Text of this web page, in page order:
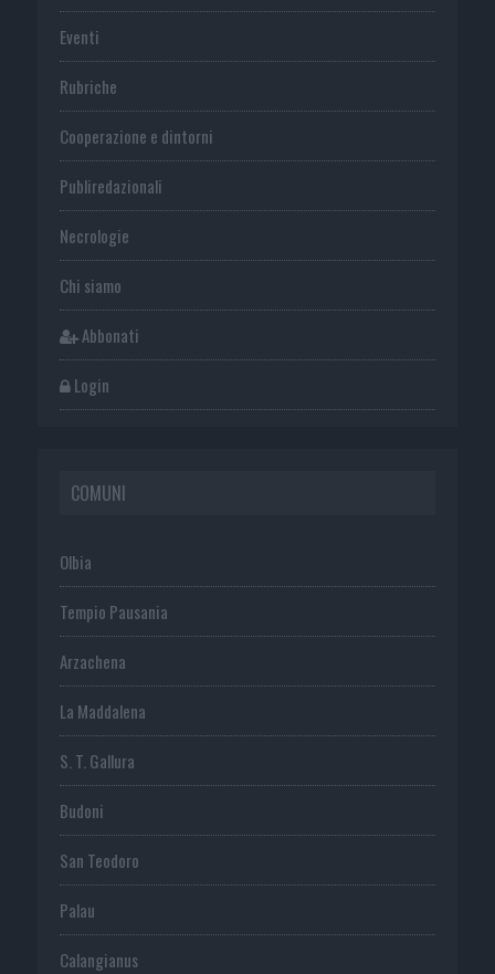
Eventi
Rubriche
Cooperazione e dintorni
Publiredazionali
Necrologie
Chi siamo
Abbonati
Login
COMUNI
Olbia
Tempio Pausania
Arzachena
La Maddalena
S. T. Gallura
Budoni
San Teodoro
Palau
Calangianus